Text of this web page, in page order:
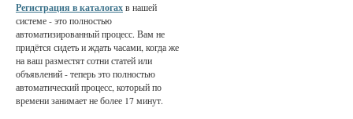
Регистрация в каталогахв нашей
системе - это полностью
автоматизированный процесс. Вам не
придётся сидеть и ждать часами, когда же
на ваш разместят сотни статей или
объявлений - теперь это полностью
автоматический процесс, который по
времени занимает не более 17 минут.